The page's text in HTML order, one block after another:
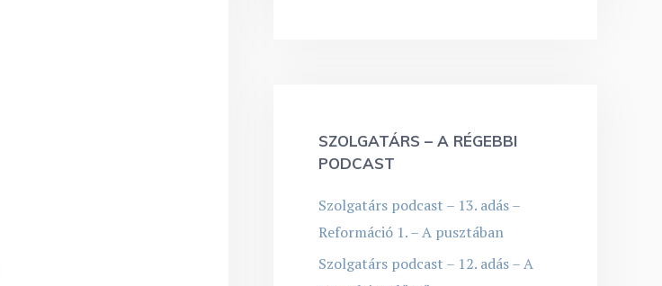
SZOLGATÁRS – A RÉGEBBI
PODCAST
Szolgatárs podcast – 13. adás –
Reformáció 1. – A pusztában
Szolgatárs podcast – 12. adás – A